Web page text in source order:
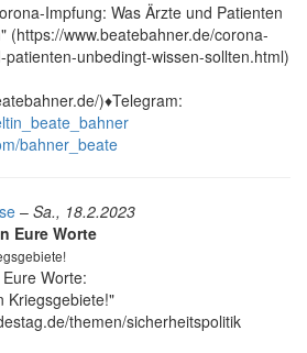
Impfung: Was Ärzte und Patienten
(https://www.beatebahner.de/corona-
unbedingt-wissen-sollten.html)
)♦️Telegram:
bahner_beate
– Sa., 18.2.2023
Eure Worte
Worte:
Kriegsgebiete!"
themen/sicherheitspolitik